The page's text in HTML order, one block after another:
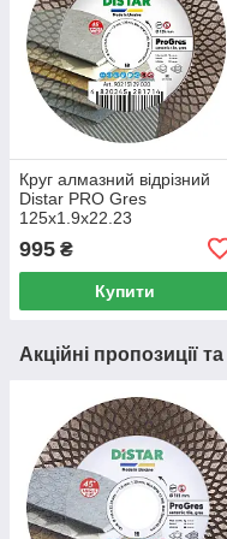
Круг алмазний вiдрiзний
Distar PRO Gres
125x1.9x22.23
995 ₴
Купити
Акційні пропозиції